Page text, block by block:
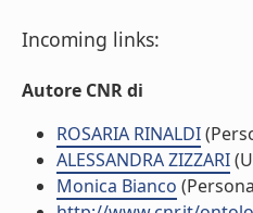
Incoming links:
Autore CNR di
ROSARIA RINALDI
ALESSANDRA ZIZZARI
Monica Bianco